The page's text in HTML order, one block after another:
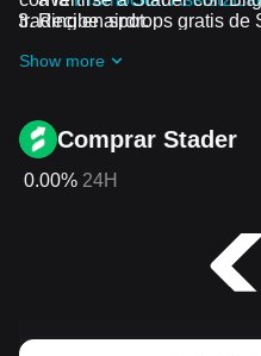
Recibe airdrops gratis de
trading en spot.
Show more
Comprar Stader
0.00% 24H